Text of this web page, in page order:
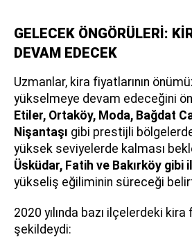
GELECEK ÖNGÖRÜLERİ:
DEVAM EDECEK
Uzmanlar, kira fiyatlarının
yükselmeye devam edeceğini
Etiler, Ortaköy, Moda, Bağdat
Nişantaşı gibi prestijli
yüksek seviyelerde kalması
Üsküdar, Fatih ve Bakırköy gibi
yükseliş eğiliminin süreceği
2020 yılında bazı ilçelerdeki kira
şekildeydi: